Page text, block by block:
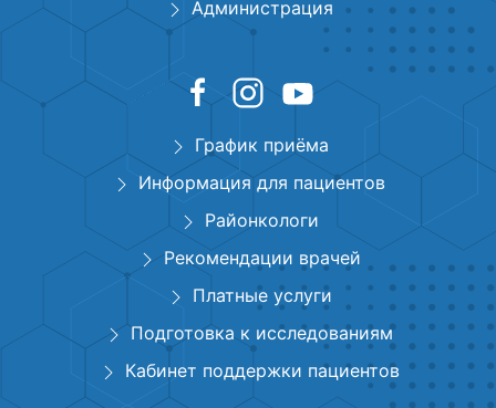
Администрация
График приёма
Информация для пациентов
Районкологи
Рекомендации врачей
Платные услуги
Подготовка к исследованиям
Кабинет поддержки пациентов